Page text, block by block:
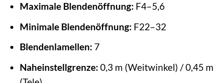
Maximale Blendenöffnung: F4–5,6
Minimale Blendenöffnung: F22–32
Blendenlamellen: 7
Naheinstellgrenze: 0,3 m (Weitwinkel) / 0,45 m